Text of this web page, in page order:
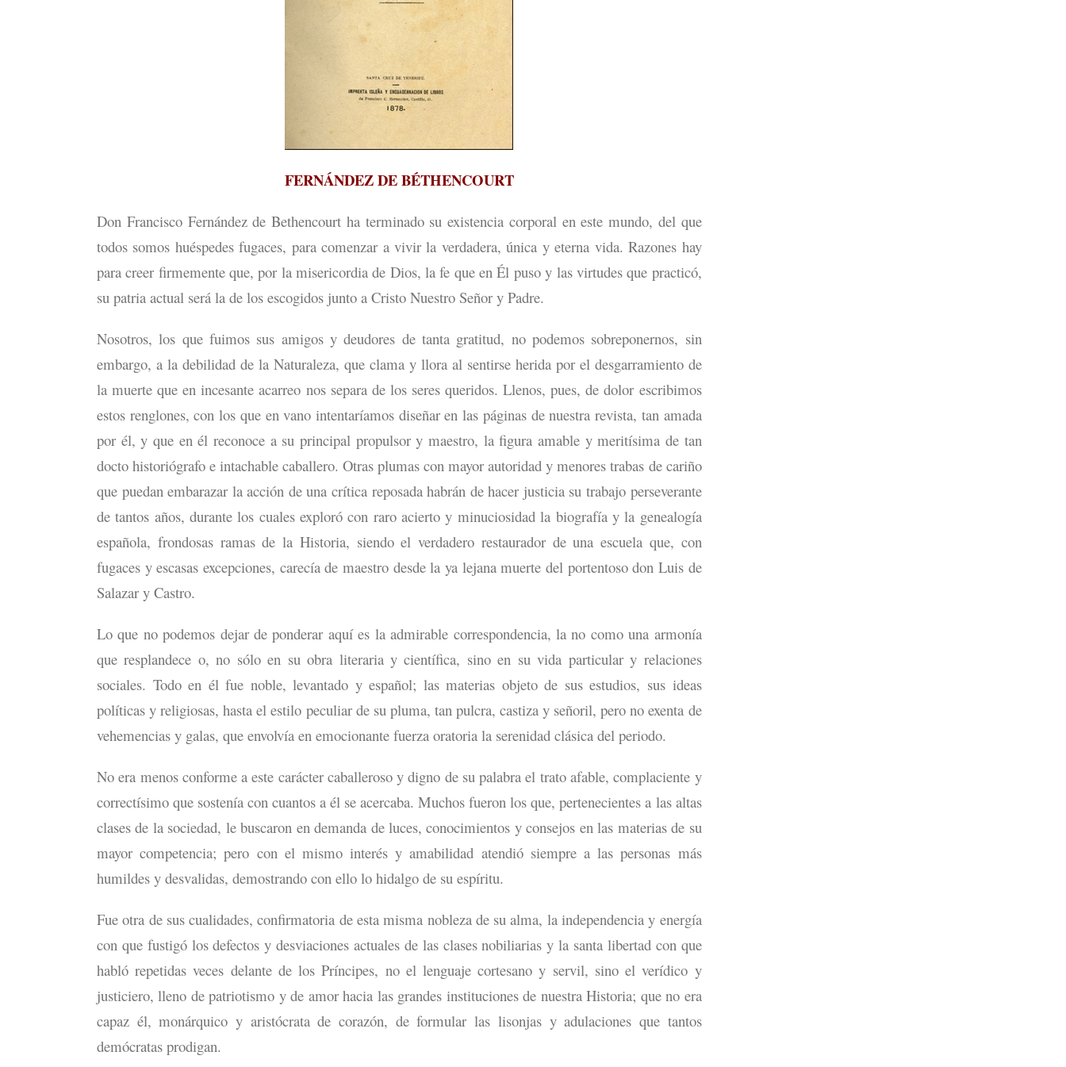
FERNÁNDEZ DE BÉTHENCOURT
Don Francisco Fernández de Bethencourt ha terminado su existencia corporal en este mundo, del que
todos somos huéspedes fugaces, para comenzar a vivir la verdadera, única y eterna vida. Razones hay
para creer firmemente que, por la misericordia de Dios, la fe que en Él puso y las virtudes que practicó,
su patria actual será la de los escogidos junto a Cristo Nuestro Señor y Padre.
Nosotros, los que fuimos sus amigos y deudores de tanta gratitud, no podemos sobreponernos, sin
embargo, a la debilidad de la Naturaleza, que clama y llora al sentirse herida por el desgarramiento de
la muerte que en incesante acarreo nos separa de los seres queridos. Llenos, pues, de dolor escribimos
estos renglones, con los que en vano intentaríamos diseñar en las páginas de nuestra revista, tan amada
por él, y que en él reconoce a su principal propulsor y maestro, la figura amable y meritísima de tan
docto historiógrafo e intachable caballero. Otras plumas con mayor autoridad y menores trabas de cariño
que puedan embarazar la acción de una crítica reposada habrán de hacer justicia su trabajo perseverante
de tantos años, durante los cuales exploró con raro acierto y minuciosidad la biografía y la genealogía
española, frondosas ramas de la Historia, siendo el verdadero restaurador de una escuela que, con
fugaces y escasas excepciones, carecía de maestro desde la ya lejana muerte del portentoso don Luis de
Salazar y Castro.
Lo que no podemos dejar de ponderar aquí es la admirable correspondencia, la no como una armonía
que resplandece o, no sólo en su obra literaria y científica, sino en su vida particular y relaciones
sociales. Todo en él fue noble, levantado y español; las materias objeto de sus estudios, sus ideas
políticas y religiosas, hasta el estilo peculiar de su pluma, tan pulcra, castiza y señoril, pero no exenta de
vehemencias y galas, que envolvía en emocionante fuerza oratoria la serenidad clásica del periodo.
No era menos conforme a este carácter caballeroso y digno de su palabra el trato afable, complaciente y
correctísimo que sostenía con cuantos a él se acercaba. Muchos fueron los que, pertenecientes a las altas
clases de la sociedad, le buscaron en demanda de luces, conocimientos y consejos en las materias de su
mayor competencia; pero con el mismo interés y amabilidad atendió siempre a las personas más
humildes y desvalidas, demostrando con ello lo hidalgo de su espíritu.
Fue otra de sus cualidades, confirmatoria de esta misma nobleza de su alma, la independencia y energía
con que fustigó los defectos y desviaciones actuales de las clases nobiliarias y la santa libertad con que
habló repetidas veces delante de los Príncipes, no el lenguaje cortesano y servil, sino el verídico y
justiciero, lleno de patriotismo y de amor hacia las grandes instituciones de nuestra Historia; que no era
capaz él, monárquico y aristócrata de corazón, de formular las lisonjas y adulaciones que tantos
demócratas prodigan.